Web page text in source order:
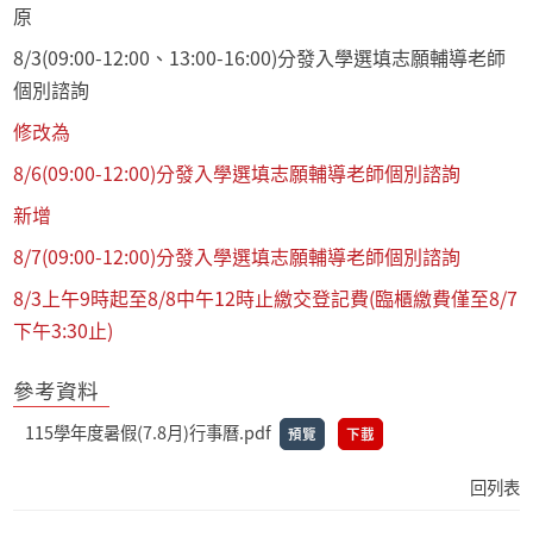
原
8/3(09:00-12:00、13:00-16:00)分發入學選填志願輔導老師
個別諮詢
修改為
8/6(09:00-12:00)分發入學選填志願輔導老師個別諮詢
新增
8/7(09:00-12:00)分發入學選填志願輔導老師個別諮詢
8/3上午9時起至8/8中午12時止繳交登記費(臨櫃繳費僅至8/7
下午3:30止)
參考資料
115學年度暑假(7.8月)行事曆.pdf 預覽 下載
回列表